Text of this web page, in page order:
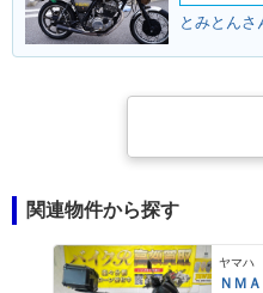
とみとんさ
関連物件から探す
ヤマハ
ＮＭ